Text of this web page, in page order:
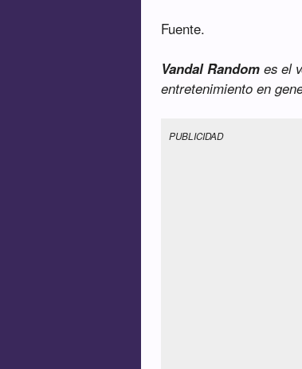
Fuente.
Vandal Random es el
entretenimiento en
PUBLICIDAD